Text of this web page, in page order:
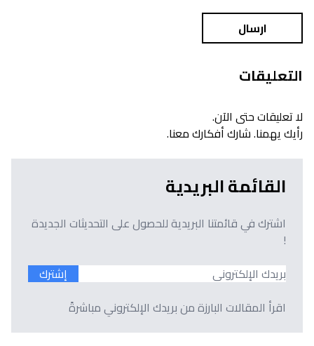
ارسال
التعليقات
لا تعليقات حتى الآن.
رأيك يهمنا. شارك أفكارك معنا.
القائمة البريدية
اشترك في قائمتنا البريدية للحصول على التحديثات الجديدة
!
إشترك
اقرأ المقالات البارزة من بريدك الإلكتروني مباشرةً